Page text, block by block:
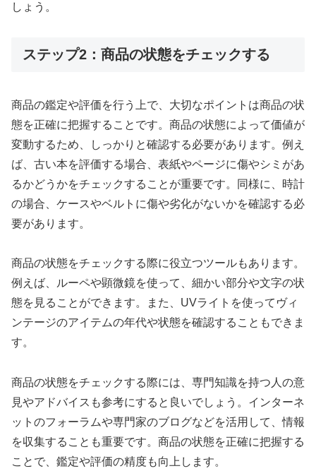
しょう。
ステップ2：商品の状態をチェックする
商品の鑑定や評価を行う上で、大切なポイントは商品の状
態を正確に把握することです。商品の状態によって価値が
変動するため、しっかりと確認する必要があります。例え
ば、古い本を評価する場合、表紙やページに傷やシミがあ
るかどうかをチェックすることが重要です。同様に、時計
の場合、ケースやベルトに傷や劣化がないかを確認する必
要があります。
商品の状態をチェックする際に役立つツールもあります。
例えば、ルーペや顕微鏡を使って、細かい部分や文字の状
態を見ることができます。また、UVライトを使ってヴィ
ンテージのアイテムの年代や状態を確認することもできま
す。
商品の状態をチェックする際には、専門知識を持つ人の意
見やアドバイスも参考にすると良いでしょう。インターネ
ットのフォーラムや専門家のブログなどを活用して、情報
を収集することも重要です。商品の状態を正確に把握する
ことで、鑑定や評価の精度も向上します。